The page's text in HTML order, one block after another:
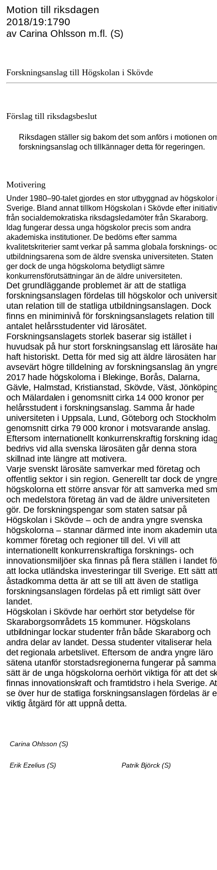
Motion till riksdagen
2018/19:1790
av Carina Ohlsson m.fl. (S)
Forskningsanslag till Högskolan i Skövde
Förslag till riksdagsbeslut
Riksdagen ställer sig bakom det som anförs i motionen
forskningsanslag och tillkännager detta för regeringen.
Motivering
Under 1980–90-talet gjordes en stor utbyggnad av högskolor
Sverige. Bland annat tillkom Högskolan i Skövde efter initiativ
från socialdemokratiska riksdagsledamöter från Skaraborg.
Idag fungerar dessa unga högskolor precis som andra
akademiska institutioner. De bedöms efter samma
kvalitetskriterier samt verkar på samma globala forsknings-
utbildningsarena som de äldre svenska universiteten. Staten
ger dock de unga högskolorna betydligt sämre
konkurrensförutsättningar än de äldre universiteten.
Det grundläggande problemet är att de statliga
forskningsanslagen fördelas till högskolor och
utan relation till de statliga utbildningsanslagen. Dock
finns en miniminivå för forskningsanslagets relation till
antalet helårsstudenter vid lärosätet.
Forskningsanslagets storlek baserar sig istället i
huvudsak på hur stort forskningsanslag ett lärosäte
haft historiskt. Detta för med sig att äldre lärosäten har
avsevärt högre tilldelning av forskningsanslag än
2017 hade högskolorna i Blekinge, Borås, Dalarna,
Gävle, Halmstad, Kristianstad, Skövde, Väst,
och Mälardalen i genomsnitt cirka 14 000 kronor per
helårsstudent i forskningsanslag. Samma år hade
universiteten i Uppsala, Lund, Göteborg och
genomsnitt cirka 79 000 kronor i motsvarande anslag.
Eftersom internationellt konkurrenskraftig forskning
bedrivs vid alla svenska lärosäten går denna stora
skillnad inte längre att motivera.
Varje svenskt lärosäte samverkar med företag och
offentlig sektor i sin region. Generellt tar dock de yngre
högskolorna ett större ansvar för att samverka med
och medelstora företag än vad de äldre universiteten
gör. De forskningspengar som staten satsar på
Högskolan i Skövde – och de andra yngre svenska
högskolorna – stannar därmed inte inom akademin
kommer företag och regioner till del. Vi vill att
internationellt konkurrenskraftiga forsknings- och
innovationsmiljöer ska finnas på flera ställen i landet
att locka utländska investeringar till Sverige. Ett sätt att
åstadkomma detta är att se till att även de statliga
forskningsanslagen fördelas på ett rimligt sätt över
landet.
Högskolan i Skövde har oerhört stor betydelse för
Skaraborgsområdets 15 kommuner. Högskolans
utbildningar lockar studenter från både Skaraborg och
andra delar av landet. Dessa studenter vitaliserar hela
det regionala arbetslivet. Eftersom de andra yngre läro
sätena utanför storstadsregionerna fungerar på samma
sätt är de unga högskolorna oerhört viktiga för att det
finnas innovationskraft och framtidstro i hela Sverige.
se över hur de statliga forskningsanslagen fördelas är
viktig åtgärd för att uppnå detta.
Carina Ohlsson (S)
Erik Ezelius (S) Patrik Björck (S)